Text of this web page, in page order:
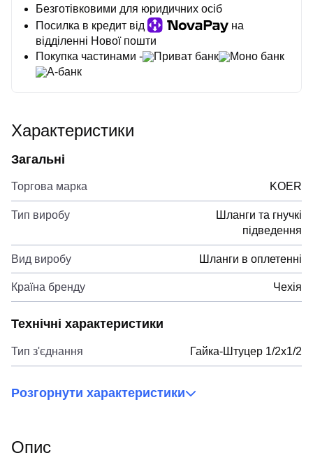
Безготівковими для юридичних осіб
Посилка в кредит від
на
відділенні Нової пошти
Покупка частинами -
Приват банк
Моно банк
А-банк
Характеристики
Загальні
Торгова марка KOER
Тип виробу
Шланги та гнучкі
підведення
Вид виробу Шланги в оплетенні
Країна бренду Чехія
Технічні характеристики
Тип з'єднання Гайка-Штуцер 1/2x1/2
Розгорнути характеристики
Опис